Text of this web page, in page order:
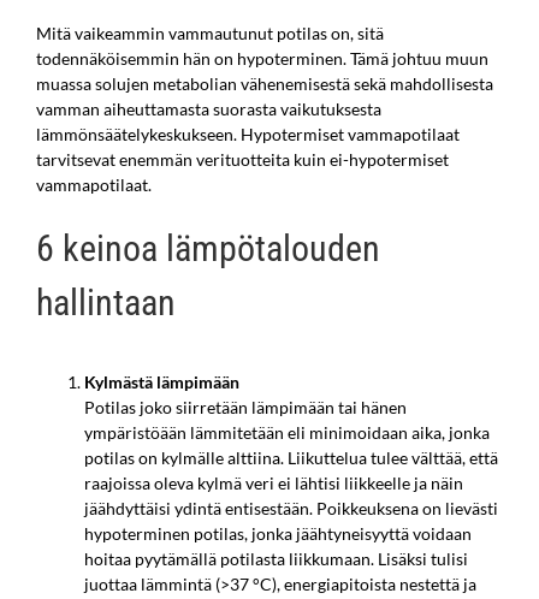
Mitä vaikeammin vammautunut potilas on, sitä
todennäköisemmin hän on hypoterminen. Tämä johtuu muun
muassa solujen metabolian vähenemisestä sekä mahdollisesta
vamman aiheuttamasta suorasta vaikutuksesta
lämmönsäätelykeskukseen. Hypotermiset vammapotilaat
tarvitsevat enemmän verituotteita kuin ei-hypotermiset
vammapotilaat.
6 keinoa lämpötalouden
hallintaan
Kylmästä lämpimään
Potilas joko siirretään lämpimään tai hänen
ympäristöään lämmitetään eli minimoidaan aika, jonka
potilas on kylmälle alttiina. Liikuttelua tulee välttää, että
raajoissa oleva kylmä veri ei lähtisi liikkeelle ja näin
jäähdyttäisi ydintä entisestään. Poikkeuksena on lievästi
hypoterminen potilas, jonka jäähtyneisyyttä voidaan
hoitaa pyytämällä potilasta liikkumaan. Lisäksi tulisi
juottaa lämmintä (>37 °C), energiapitoista nestettä ja